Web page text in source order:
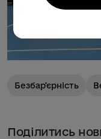
Безбарʼєрність
Поділитись